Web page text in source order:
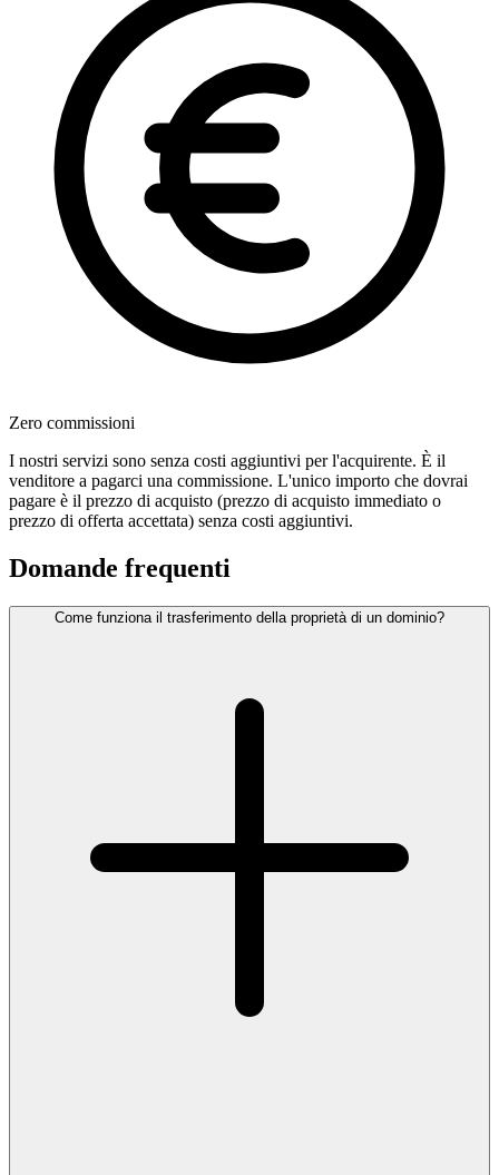
Zero commissioni
I nostri servizi sono senza costi aggiuntivi per l'acquirente. È il
venditore a pagarci una commissione. L'unico importo che dovrai
pagare è il prezzo di acquisto (prezzo di acquisto immediato o
prezzo di offerta accettata) senza costi aggiuntivi.
Domande frequenti
Come funziona il trasferimento della proprietà di un dominio?